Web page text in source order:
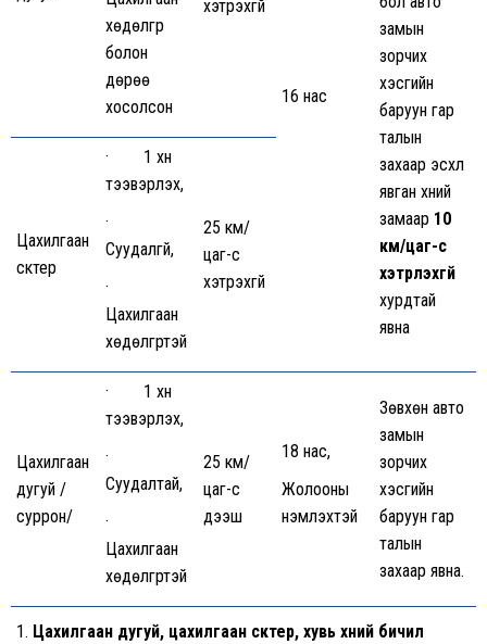
хөдөлгүүр
болон
дөрөө
хосолсон
хэтрэхгүй
16 нас
замын
зорчих
хэсгийн
баруун гар
талын
захаар эсхүл
явган хүний
замаар 10
км/цаг-с
хэтрүүлэхгүй
хурдтай
явна
Цахилгаан
скүүтер
· 1 хүн
тээвэрлэх,
·
Суудалгүй,
·
Цахилгаан
хөдөлгүүртэй
25 км/
цаг-с
хэтрэхгүй
Цахилгаан
дугуй /
суррон/
· 1 хүн
тээвэрлэх,
·
Суудалтай,
·
Цахилгаан
хөдөлгүүртэй
25 км/
цаг-с
дээш
18 нас,
Жолооны
үнэмлэхтэй
Зөвхөн авто
замын
зорчих
хэсгийн
баруун гар
талын
захаар явна.
Цахилгаан дугуй, цахилгаан скүүтер, хувь хүний бичил